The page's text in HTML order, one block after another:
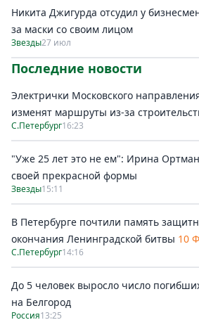
Никита Джигурда отсудил у
за маски со своим лицом
Звезды27 июл
Последние новости
Электрички Московского
изменят маршруты из-за
С.Петербург16:23
"Уже 25 лет это не ем": Ирина
своей прекрасной формы
Звезды15:11
В Петербурге почтили память
окончания Ленинградской битвы 10
С.Петербург14:16
До 5 человек выросло число
на Белгород
Россия13:25